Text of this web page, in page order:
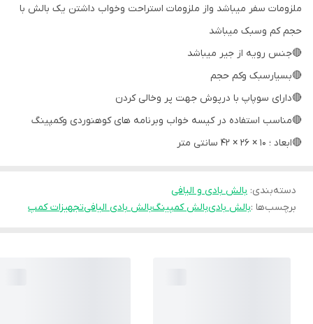
ملزومات سفر میباشد واز ملزومات استراحت وخواب داشتن یک بالش با
حجم کم وسبک میباشد
🔴جنس رویه از جیر میباشد
🔴بسیارسبک وکم حجم
🔴دارای سوپاپ با درپوش جهت پر وخالی کردن
🔴مناسب استفاده در کیسه خواب وبرنامه های کوهنوردی وکمپینگ
🔴ابعاد ؛ 10 × 26 × 42 سانتی متر
دسته‌بندی: بالش بادی و الیافی
برچسب‌ها :بالش بادیبالش کمپینگبالش بادی الیافیتجهیزات کمپ